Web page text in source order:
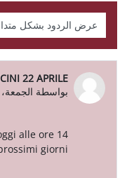
نمط العرض
22 APRILE
بواسطة الجمعة، 22 أبريل 2022، 1:36 PM
عدد الردود: 0
alle ore 14.
giorni.